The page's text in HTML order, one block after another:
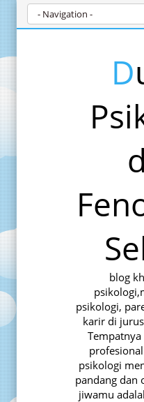
Dunia
blog
psikologi,
karir di
psikologi
pandang dan
jiwamu